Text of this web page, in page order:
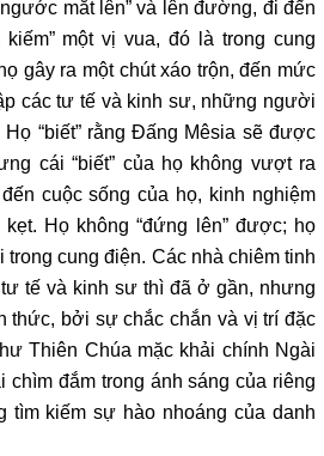
mắt lên” và lên đường, đi đến
một vị vua, đó là trong cung
gây ra một chút xáo trộn, đến mức
các tư tế và kinh sư, những người
“biết” rằng Đấng Mêsia sẽ được
cái “biết” của họ không vượt ra
cuộc sống của họ, kinh nghiệm
Họ không “đứng lên” được; họ
trong cung điện. Các nhà chiêm tinh
tế và kinh sư thì đã ở gần, nhưng
thức, bởi sự chắc chắn và vị trí đặc
Thiên Chúa mặc khải chính Ngài
chìm đắm trong ánh sáng của riêng
tìm kiếm sự hào nhoáng của danh